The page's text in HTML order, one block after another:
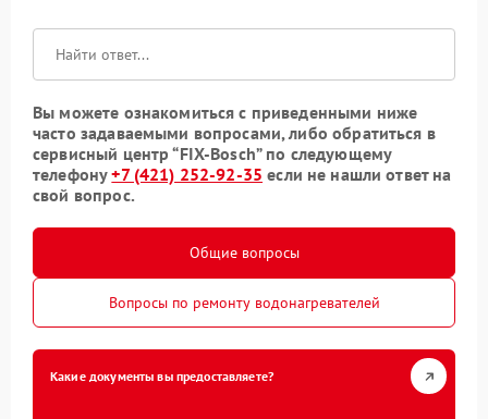
Вы можете ознакомиться с приведенными ниже
часто задаваемыми вопросами, либо обратиться в
сервисный центр “FIX-Bosch” по следующему
телефону+7 (421) 252-92-35 если не нашли ответ на
свой вопрос.
Общие вопросы
Вопросы по ремонту водонагревателей
Какие документы вы предоставляете?